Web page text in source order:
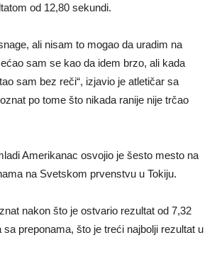
od 12,80 sekundi.
ali nisam to mogao da uradim na
sam se kao da idem brzo, ali kada
sam bez reči“, izjavio je atletičar sa
po tome što nikada ranije nije trčao
Amerikanac osvojio je šesto mesto na
na Svetskom prvenstvu u Tokiju.
nakon što je ostvario rezultat od 7,32
preponama, što je treći najbolji rezultat u